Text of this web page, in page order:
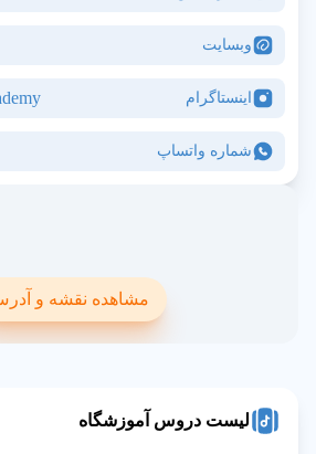
وبسایت
اینستاگرام
شماره واتساپ
مشاهده نقشه و
لیست دروس آموزشگاه